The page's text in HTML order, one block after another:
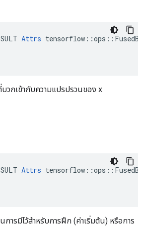
Attrs
วกเข้ากับความแปรปรวนของ x
Attrs
การมีไว้สำหรับการฝึก (ค่าเริ่มต้น) หรือการ